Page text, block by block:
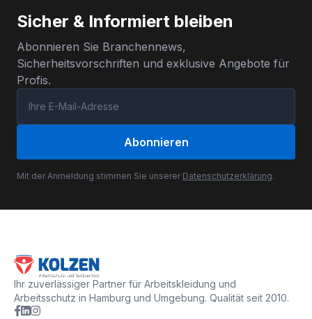
Sicher & Informiert bleiben
Abonnieren Sie Branchennews,
Sicherheitsvorschriften und exklusive Angebote für
Profis.
Abonnieren
Mit der Anmeldung stimmen Sie unserer Datenschutzerklärung.
Ihr zuverlässiger Partner für Arbeitskleidung und
Arbeitsschutz in Hamburg und Umgebung. Qualität seit 2010.